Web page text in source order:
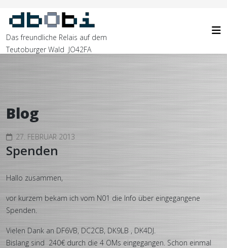
Das freundliche Relais auf dem
Teutoburger Wald JO42FA
Blog
27. FEBRUAR 2013
Spenden
Hallo zusammen,
vor kurzem bekam ich vom N01 die Info über eingegangene
Spenden.
Vielen Dank an DF6VB, DC2CB, DK9LB , DK4DJ.
Bislang sind 240€ durch die 4 OMs eingegangen. Schon einmal